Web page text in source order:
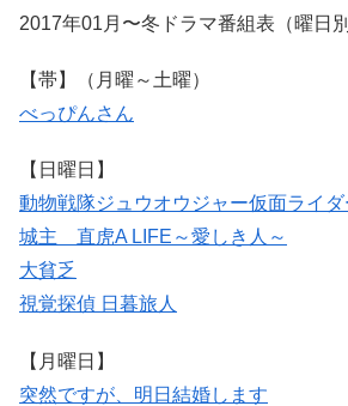
2017年01月〜冬ドラマ番組表（曜日
【帯】（月曜～土曜）
べっぴんさん
【日曜日】
動物戦隊ジュウオウジャー仮面ライ
城主 直虎A LIFE～愛しき人～
大貧乏
視覚探偵 日暮旅人
【月曜日】
突然ですが、明日結婚します